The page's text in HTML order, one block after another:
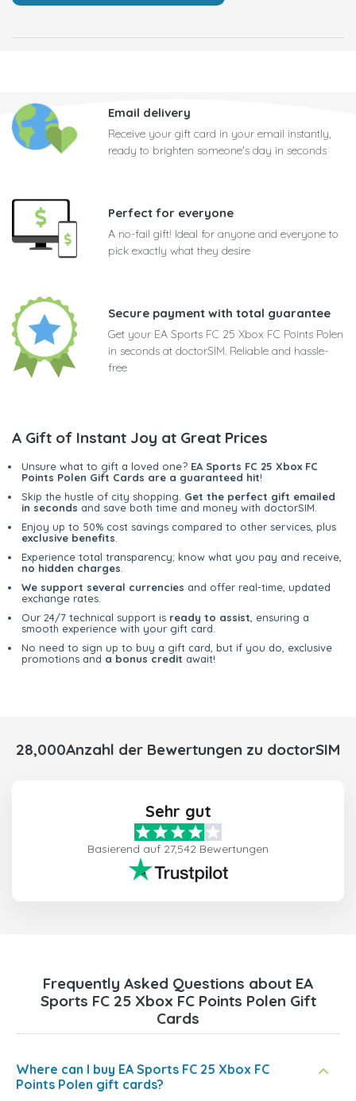
Email delivery
Receive your gift card in your email instantly,
ready to brighten someone's day in seconds
Perfect for everyone
A no-fail gift! Ideal for anyone and everyone to
pick exactly what they desire
Secure payment with total guarantee
Get your EA Sports FC 25 Xbox FC Points Polen
in seconds at doctorSIM. Reliable and hassle-
free
A Gift of Instant Joy at Great Prices
Unsure what to gift a loved one? EA Sports FC 25 Xbox FC
Points Polen Gift Cards are a guaranteed hit!
Skip the hustle of city shopping. Get the perfect gift emailed
in seconds and save both time and money with doctorSIM.
Enjoy up to 50% cost savings compared to other services, plus
exclusive benefits
Experience total transparency; know what you pay and receive,
no hidden charges
We support several currencies and offer real-time, updated
exchange rates.
Our 24/7 technical support is ready to assist , ensuring a
smooth experience with your gift card.
No need to sign up to buy a gift card, but if you do, exclusive
promotions and a bonus credit await!
28,000Anzahl der Bewertungen zu doctorSIM
Sehr gut
Basierend auf 27,542 Bewertungen
Frequently Asked Questions about EA
Sports FC 25 Xbox FC Points Polen Gift
Cards
Where can I buy EA Sports FC 25 Xbox FC
Points Polen gift cards?